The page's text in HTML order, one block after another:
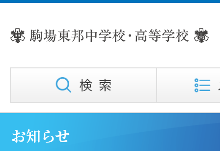
お知らせ